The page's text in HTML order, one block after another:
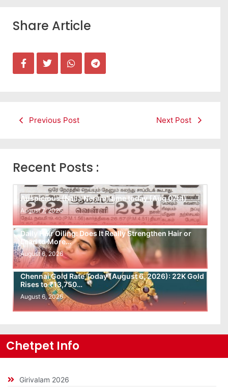
Share Article
Previous Post Next Post
Recent Posts :
Auspicious (Nalla Neram) time today (Aug 07th)
August 7, 2026
Daily Hair Oiling: Does It Really Strengthen Hair or
Lead to More…
August 6, 2026
Chennai Gold Rate Today (August 6, 2026): 22K Gold
Rises to ₹13,750…
August 6, 2026
Chetpet Info
Girivalam 2026